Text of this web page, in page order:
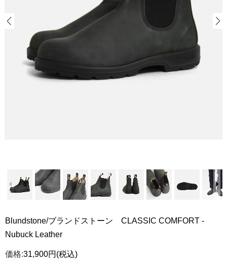
Blundstone/ブランドストーン CLASSIC COMFORT -
Nubuck Leather
価格:31,900円 (税込)